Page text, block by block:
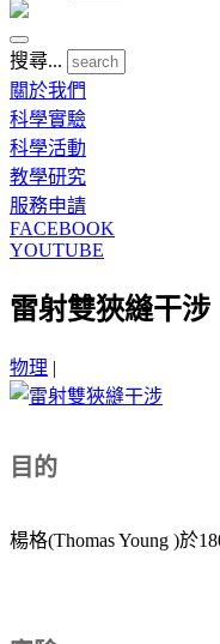
搜尋...
關於我們
科學實驗
科學活動
教學研究
服務申請
FACEBOOK
YOUTUBE
雷射雙狹縫干涉
物理 |
目的
楊格(Thomas Young )於